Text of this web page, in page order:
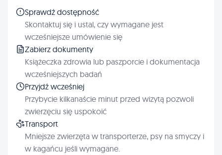
Sprawdź dostępność
Skontaktuj się i ustal, czy wymagane jest
wcześniejsze umówienie się
Zabierz dokumenty
Książeczka zdrowia lub paszporcie i dokumentacja
wcześniejszych badań
Przyjdź wcześniej
Przybycie kilkanaście minut przed wizytą pozwoli
zwierzęciu się uspokoić
Transport
Mniejsze zwierzęta w transporterze, psy na smyczy i
w kagańcu jeśli wymagane.